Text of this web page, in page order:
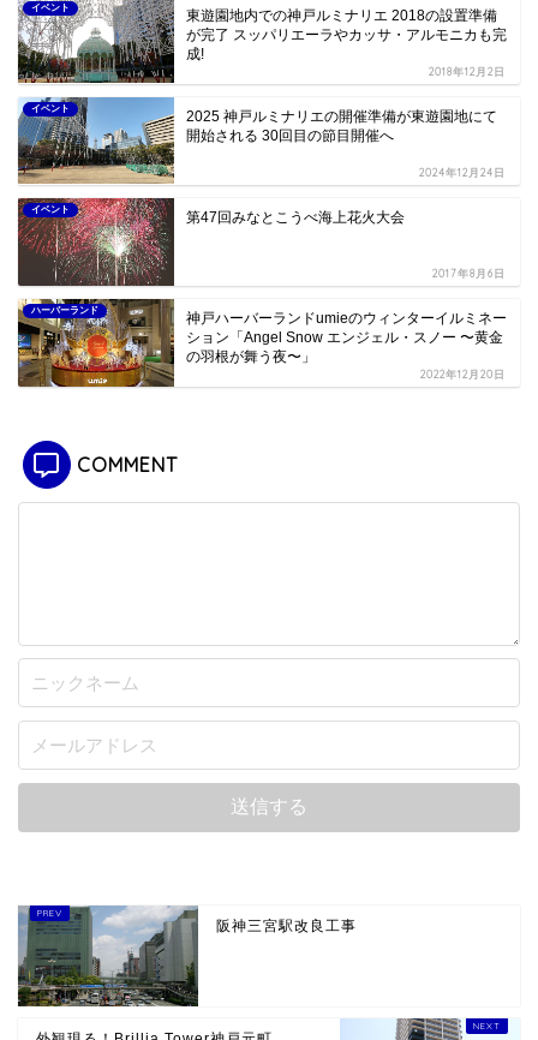
イベント
東遊園地内での神戸ルミナリエ 2018の設置準備
が完了 スッパリエーラやカッサ・アルモニカも完
成!
2018年12月2日
イベント
2025 神戸ルミナリエの開催準備が東遊園地にて
開始される 30回目の節目開催へ
2024年12月24日
イベント 第47回みなとこうべ海上花火大会
2017年8月6日
ハーバーランド
神戸ハーバーランドumieのウィンターイルミネー
ション「Angel Snow エンジェル・スノー 〜黄金
の羽根が舞う夜〜」
2022年12月20日
COMMENT
阪神三宮駅改良工事